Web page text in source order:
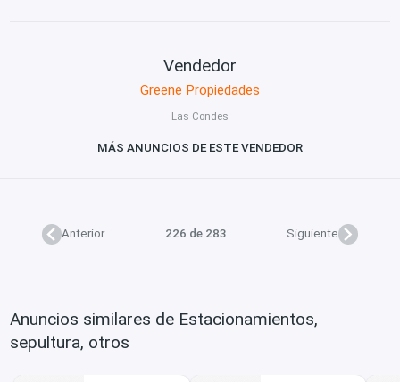
Vendedor
Greene Propiedades
Las Condes
MÁS ANUNCIOS DE ESTE VENDEDOR
Anterior 226 de 283 Siguiente
Anuncios similares de Estacionamientos,
sepultura, otros